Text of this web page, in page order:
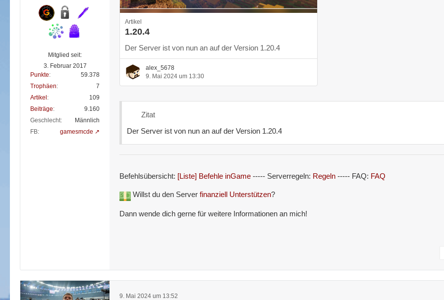
Mitglied seit:
3. Februar 2017
Punkte
59.378
Trophäen
7
Artikel
109
Beiträge
9.160
Geschlecht
Männlich
FB
gamesmcde
Artikel
1.20.4
Der Server ist von nun an auf der Version 1.20.4
alex_5678
9. Mai 2024 um 13:30
Zitat
Der Server ist von nun an auf der Version 1.20.4
Befehlsübersicht: [Liste] Befehle inGame ----- Serverregeln: Regeln ----- FAQ: FAQ
Willst du den Server finanziell Unterstützen?
Dann wende dich gerne für weitere Informationen an mich!
9. Mai 2024 um 13:52